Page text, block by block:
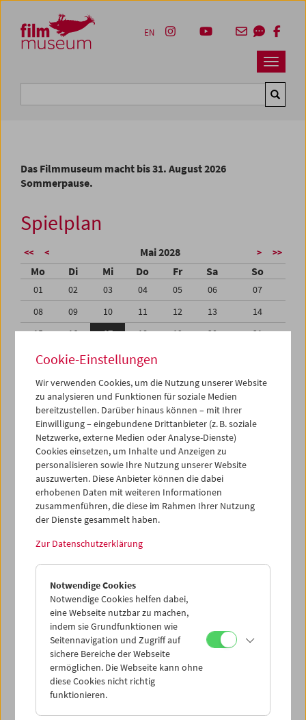
Zum Inhalt
Zum Hauptmenü
Zur Servicenavigation
Zum Suche
Navbar
EN
Das Filmmuseum macht bis 31. August 2026
Sommerpause.
Spielplan
<< < Mai 2028 > >>
Mo Di Mi Do Fr Sa So
01 02 03 04 05 06
07
08
09 10 11 12 13
14
15
16 17 18 19 20
21
22
23 24 25
29
31 02
04
05
06 07 08 09 10
iCalender
Programmheft-PDF
English language or subtitles
< Vorherige Woche
Mo 15.5.
Di 16.5.
Mi 17.5.
Do 18.5.
Cookie-Einstellungen
Wir verwenden Cookies, um die Nutzung unserer Website
zu analysieren und Funktionen für soziale Medien
bereitzustellen. Darüber hinaus können – mit Ihrer
Einwilligung – eingebundene Drittanbieter (z. B. soziale
Netzwerke, externe Medien oder Analyse-Dienste)
Cookies einsetzen, um Inhalte und Anzeigen zu
personalisieren sowie Ihre Nutzung unserer Website
auszuwerten. Diese Anbieter können die dabei
erhobenen Daten mit weiteren Informationen
zusammenführen, die diese im Rahmen Ihrer Nutzung
der Dienste gesammelt haben.
Zur Datenschutzerklärung
Notwendige Cookies
Notwendige Cookies helfen dabei,
eine Webseite nutzbar zu machen,
indem sie Grundfunktionen wie
Seitennavigation und Zugriff auf
sichere Bereiche der Webseite
ermöglichen. Die Webseite kann ohne
diese Cookies nicht richtig
funktionieren.